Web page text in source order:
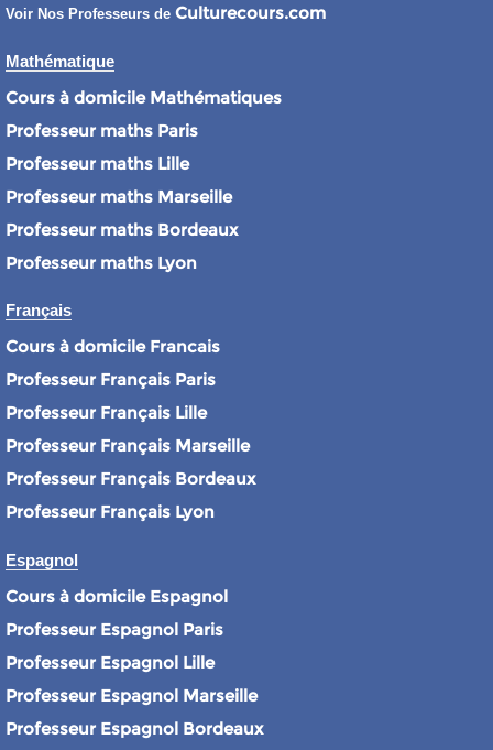
Voir Nos Professeurs de Culturecours.com
Mathématique
Cours à domicile Mathématiques
Professeur maths Paris
Professeur maths Lille
Professeur maths Marseille
Professeur maths Bordeaux
Professeur maths Lyon
Français
Cours à domicile Francais
Professeur Français Paris
Professeur Français Lille
Professeur Français Marseille
Professeur Français Bordeaux
Professeur Français Lyon
Espagnol
Cours à domicile Espagnol
Professeur Espagnol Paris
Professeur Espagnol Lille
Professeur Espagnol Marseille
Professeur Espagnol Bordeaux